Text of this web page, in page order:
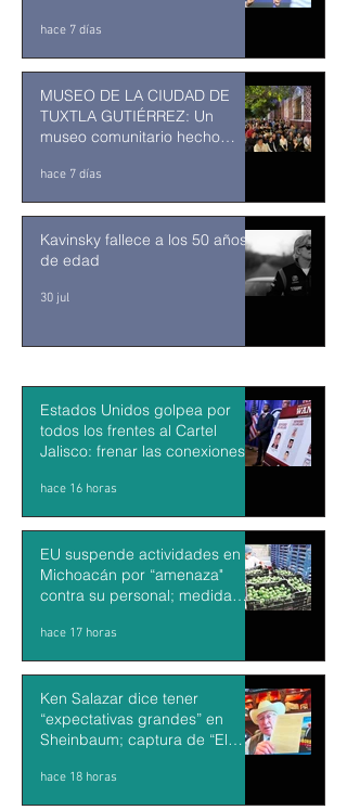
hace 7 días
MUSEO DE LA CIUDAD DE
TUXTLA GUTIÉRREZ: Un
museo comunitario hecho
hace 7 días
Kavinsky fallece a los 50 años
de edad
30 jul
Estados Unidos golpea por
todos los frentes al Cartel
Jalisco: frenar las conexiones
músculo económico
hace 16 horas
EU suspende actividades en
Michoacán por “amenaza"
contra su personal; medida
aguacate mexicano
hace 17 horas
Ken Salazar dice tener
“expectativas grandes” en
Sheinbaum; captura de “El
Mayo” debería ser una victoria
de México y EU
hace 18 horas